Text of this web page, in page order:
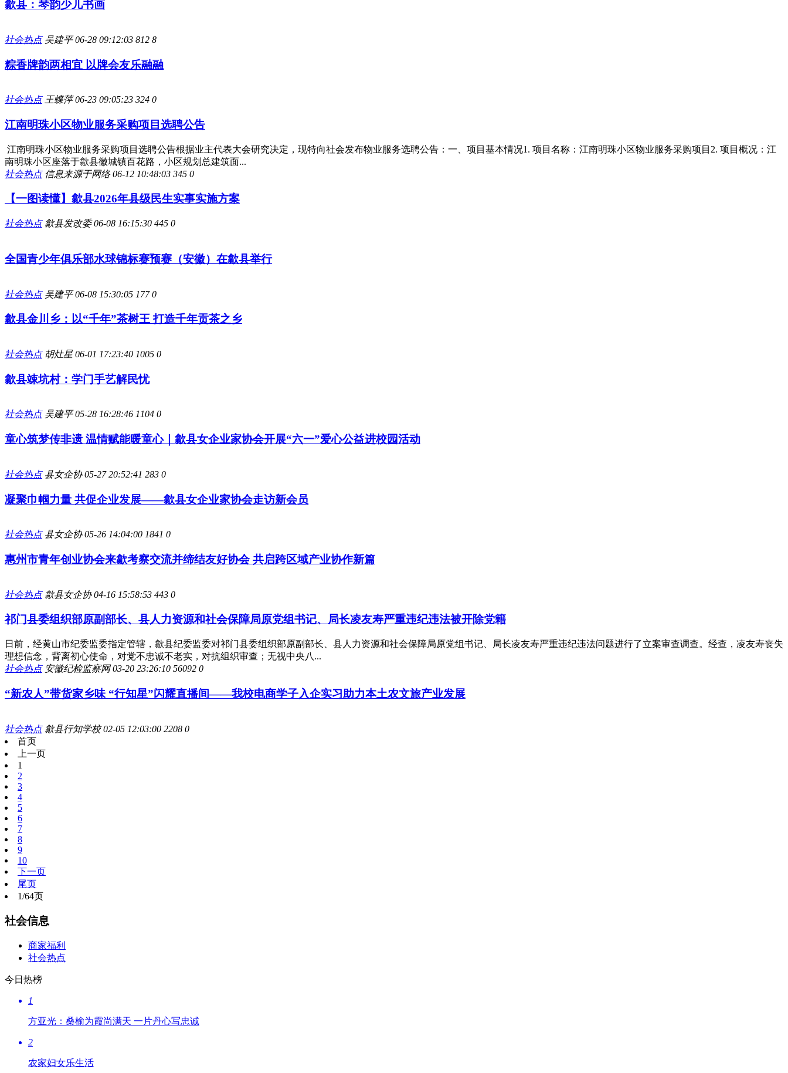
歙县：琴韵少儿书画
社会热点 吴建平 06-28 09:12:03 812 8
粽香牌韵两相宜 以牌会友乐融融
社会热点 王蝶萍 06-23 09:05:23 324 0
江南明珠小区物业服务采购项目选聘公告
江南明珠小区物业服务采购项目选聘公告根据业主代表大会研究决定，现特向社会发布物业服务选聘公告：一、项目基本情况1. 项目名称：江南明珠小区物业服务采购项目2. 项目概况：江
南明珠小区座落于歙县徽城镇百花路，小区规划总建筑面...
社会热点 信息来源于网络 06-12 10:48:03 345 0
【一图读懂】歙县2026年县级民生实事实施方案
社会热点 歙县发改委 06-08 16:15:30 445 0
全国青少年俱乐部水球锦标赛预赛（安徽）在歙县举行
社会热点 吴建平 06-08 15:30:05 177 0
歙县金川乡：以“千年”茶树王 打造千年贡茶之乡
社会热点 胡灶星 06-01 17:23:40 1005 0
歙县竦坑村：学门手艺解民忧
社会热点 吴建平 05-28 16:28:46 1104 0
童心筑梦传非遗 温情赋能暖童心｜歙县女企业家协会开展“六一”爱心公益进校园活动
社会热点 县女企协 05-27 20:52:41 283 0
凝聚巾帼力量 共促企业发展——歙县女企业家协会走访新会员
社会热点 县女企协 05-26 14:04:00 1841 0
惠州市青年创业协会来歙考察交流并缔结友好协会 共启跨区域产业协作新篇
社会热点 歙县女企协 04-16 15:58:53 443 0
祁门县委组织部原副部长、县人力资源和社会保障局原党组书记、局长凌友寿严重违纪违法被开除党籍
日前，经黄山市纪委监委指定管辖，歙县纪委监委对祁门县委组织部原副部长、县人力资源和社会保障局原党组书记、局长凌友寿严重违纪违法问题进行了立案审查调查。经查，凌友寿丧失
理想信念，背离初心使命，对党不忠诚不老实，对抗组织审查；无视中央八...
社会热点 安徽纪检监察网 03-20 23:26:10 56092 0
“新农人”带货家乡味 “行知星”闪耀直播间——我校电商学子入企实习助力本土农文旅产业发展
社会热点 歙县行知学校 02-05 12:03:00 2208 0
首页
上一页
1
2
3
4
5
6
7
8
9
10
下一页
尾页
1/64页
社会信息
商家福利
社会热点
今日热榜
1
方亚光：桑榆为霞尚满天 一片丹心写忠诚
2
农家妇女乐生活